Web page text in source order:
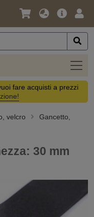
Lingua
Valuta
Offerta
fare acquisti a prezzi
velcro
Gancetto,
30 mm